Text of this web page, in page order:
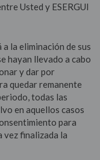
Usted y ESERGUI
la eliminación de sus
hayan llevado a cabo
y dar por
quedar remanente
todas las
en aquellos casos
para
vez finalizada la